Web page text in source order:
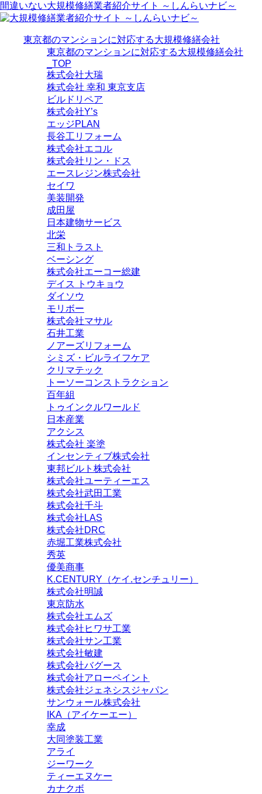
間違いない大規模修繕業者紹介サイト ～しんらいナビ～
東京都のマンションに対応する大規模修繕会社
東京都のマンションに対応する大規模修繕会社
_TOP
株式会社大瑞
株式会社 幸和 東京支店
ビルドリペア
株式会社Y’s
エッジPLAN
長谷工リフォーム
株式会社エコル
株式会社リン・ドス
エースレジン株式会社
セイワ
美装開発
成田屋
日本建物サービス
北栄
三和トラスト
ベーシング
株式会社エーコー総建
デイス トウキョウ
ダイソウ
モリボー
株式会社マサル
石井工業
ノアーズリフォーム
シミズ・ビルライフケア
クリマテック
トーソーコンストラクション
百年組
トゥインクルワールド
日本産業
アクシス
株式会社 楽塗
インセンティブ株式会社
東邦ビルト株式会社
株式会社ユーティーエス
株式会社武田工業
株式会社千斗
株式会社LAS
株式会社DRC
赤堀工業株式会社
秀英
優美商事
K.CENTURY（ケイ.センチュリー）
株式会社明誠
東京防水
株式会社エムズ
株式会社ヒワサ工業
株式会社サン工業
株式会社敏建
株式会社バグース
株式会社アローペイント
株式会社ジェネシスジャパン
サンウォール株式会社
IKA（アイケーエー）
幸成
大同塗装工業
アライ
ジーワーク
ティーエヌケー
カナクボ